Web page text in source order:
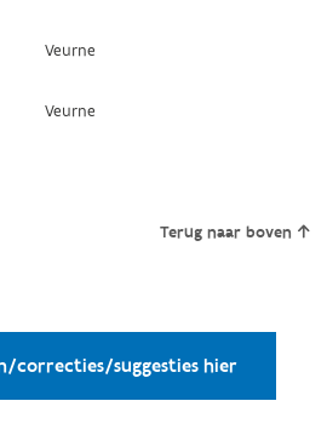
Veurne
Veurne
Terug naar boven
correcties/suggesties hier